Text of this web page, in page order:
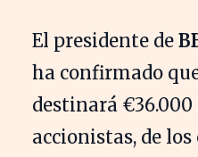
El presidente de
ha confirmado
destinará
accionistas, de los